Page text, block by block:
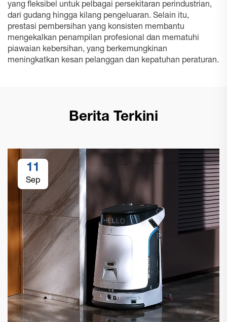
yang fleksibel untuk pelbagai persekitaran perindustrian,
dari gudang hingga kilang pengeluaran. Selain itu,
prestasi pembersihan yang konsisten membantu
mengekalkan penampilan profesional dan mematuhi
piawaian kebersihan, yang berkemungkinan
meningkatkan kesan pelanggan dan kepatuhan peraturan.
Berita Terkini
11
Sep